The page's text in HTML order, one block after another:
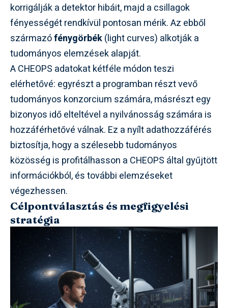
korrigálják a detektor hibáit, majd a csillagok
fényességét rendkívül pontosan mérik. Az ebből
származófénygörbék(light curves) alkotják a
tudományos elemzések alapját.
A CHEOPS adatokat kétféle módon teszi
elérhetővé: egyrészt a programban részt vevő
tudományos konzorcium számára, másrészt egy
bizonyos idő elteltével a nyilvánosság számára is
hozzáférhetővé válnak. Ez a nyílt adathozzáférés
biztosítja, hogy a szélesebb tudományos
közösség is profitálhasson a CHEOPS által gyűjtött
információkból, és további elemzéseket
végezhessen.
Célpontválasztás és megfigyelési
stratégia